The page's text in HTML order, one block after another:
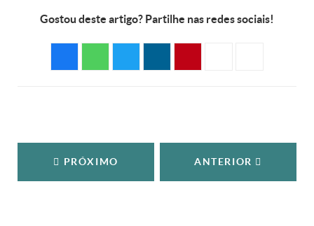
Gostou deste artigo? Partilhe nas redes sociais!
PRÓXIMO ANTERIOR